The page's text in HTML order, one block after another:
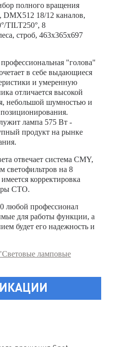
полного вращения
DMX512 18/12 каналов,
TILT250°, 8
строб, 463х365х697
"голова"
в себе выдающиеся
и умеренную
отличается высокой
небольшой шумностью и
лампа 575 Вт -
продукт на рынке
отвечает система CMY,
светофильтров на 8
корректировка
CTO.
любой профессионал
для работы функции, а
будет его надежность и
ламповые